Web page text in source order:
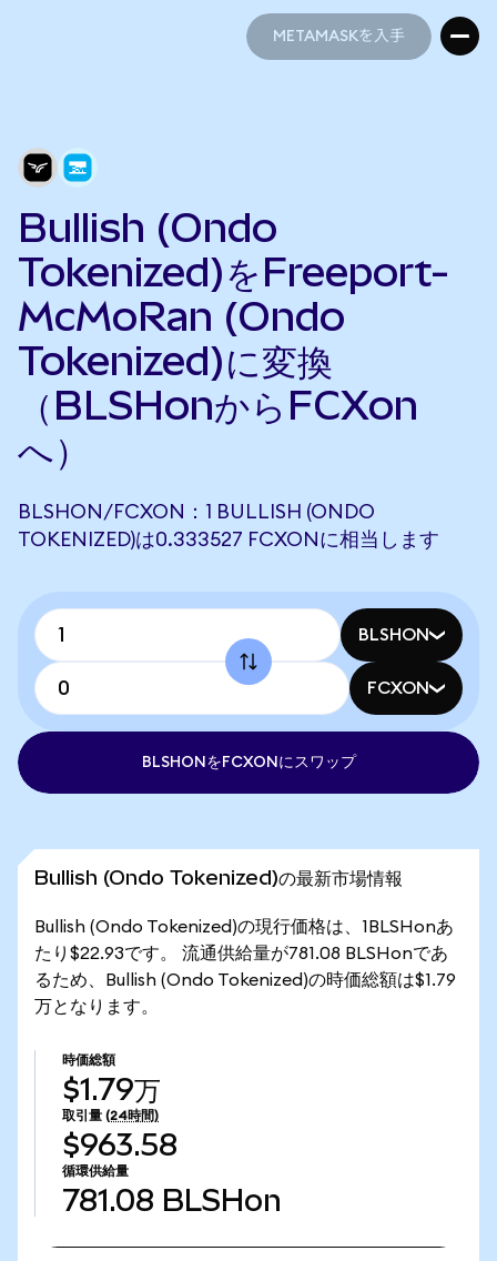
METAMASKを入手
Bullish (Ondo
Tokenized)をFreeport-
McMoRan (Ondo
Tokenized)に変換
（BLSHonからFCXon
へ）
BLSHON/FCXON：1 BULLISH (ONDO
TOKENIZED)は0.333527 FCXONに相当します
BLSHON
FCXON
BLSHONをFCXONにスワップ
Bullish (Ondo Tokenized)の最新市場情報
Bullish (Ondo Tokenized)の現行価格は、1BLSHonあ
たり$22.93です。 流通供給量が781.08 BLSHonであ
るため、Bullish (Ondo Tokenized)の時価総額は$1.79
万となります。
時価総額
$1.79万
取引量 (24時間)
$963.58
循環供給量
781.08 BLSHon